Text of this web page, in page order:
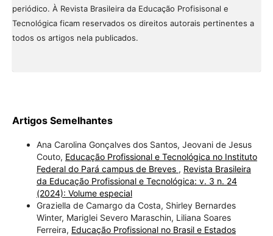
periódico. À Revista Brasileira da Educação Profisisonal e
Tecnológica ficam reservados os direitos autorais pertinentes a
todos os artigos nela publicados.
Artigos Semelhantes
Ana Carolina Gonçalves dos Santos, Jeovani de Jesus
Couto, Educação Profissional e Tecnológica no Instituto
Federal do Pará campus de Breves , Revista Brasileira
da Educação Profissional e Tecnológica: v. 3 n. 24
(2024): Volume especial
Graziella de Camargo da Costa, Shirley Bernardes
Winter, Mariglei Severo Maraschin, Liliana Soares
Ferreira, Educação Profissional no Brasil e Estados